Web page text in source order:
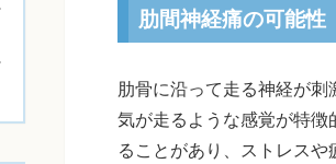
肋間神経痛の可能性
肋骨に沿って走る神経が
気が走るような感覚が特
ることがあり、ストレス